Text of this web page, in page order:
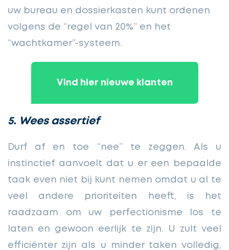
uw bureau en dossierkasten kunt ordenen
volgens de “regel van 20%” en het
“wachtkamer”-systeem.
Vind hier nieuwe klanten
5. Wees assertief
Durf af en toe “nee” te zeggen. Als u
instinctief aanvoelt dat u er een bepaalde
taak even niet bij kunt nemen omdat u al te
veel andere prioriteiten heeft, is het
raadzaam om uw perfectionisme los te
laten en gewoon eerlijk te zijn. U zult veel
efficiënter zijn als u minder taken volledig,